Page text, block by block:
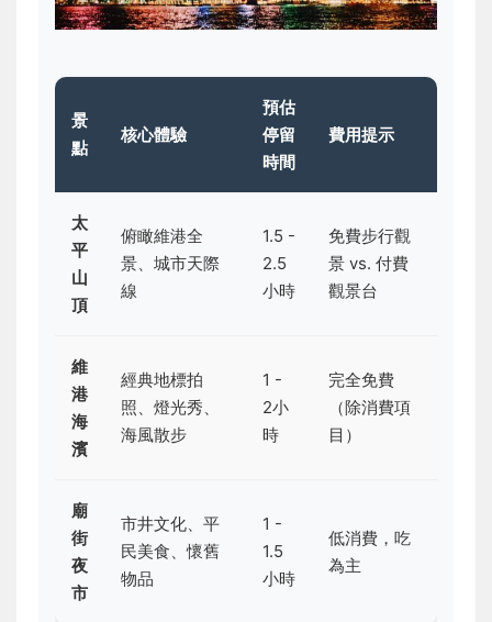
景
點
核心體驗
預估
停留
時間
費用提示
太
平
山
頂
俯瞰維港全
景、城市天際
線
1.5 -
2.5
小時
免費步行觀
景 vs. 付費
觀景台
維
港
海
濱
經典地標拍
照、燈光秀、
海風散步
1 -
2小
時
完全免費
（除消費項
目）
廟
街
夜
市
市井文化、平
民美食、懷舊
物品
1 -
1.5
小時
低消費，吃
為主